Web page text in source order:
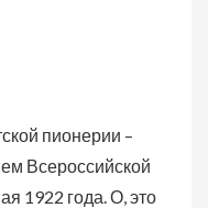
пионерии –
Всероссийской
1922 года. О, это